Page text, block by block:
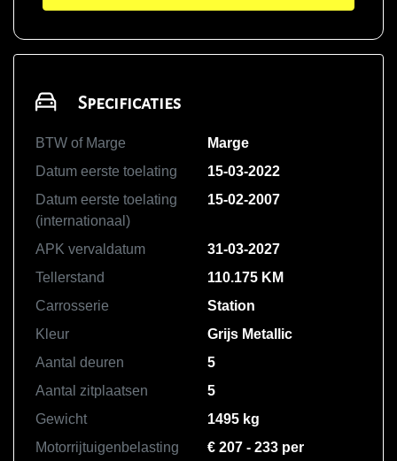
Specificaties
BTW of Marge
Marge
Datum eerste toelating
15-03-2022
Datum eerste toelating
(internationaal)
15-02-2007
APK vervaldatum
31-03-2027
Tellerstand
110.175 KM
Carrosserie
Station
Kleur
Grijs Metallic
Aantal deuren
5
Aantal zitplaatsen
5
Gewicht
1495 kg
Motorrijtuigenbelasting
€ 207 - 233 per